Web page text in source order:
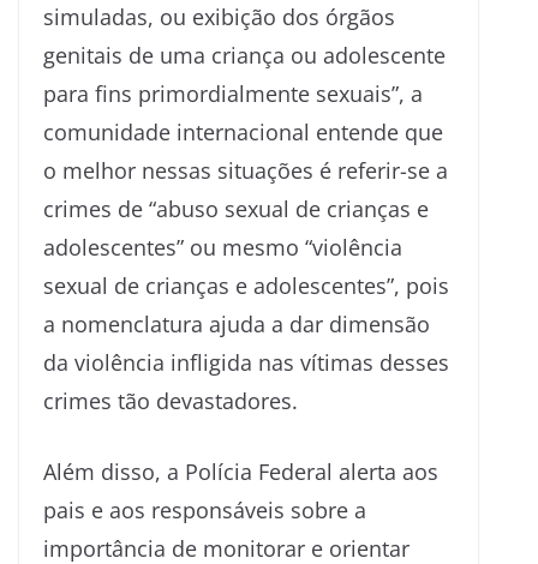
simuladas, ou exibição dos órgãos
genitais de uma criança ou adolescente
para fins primordialmente sexuais”, a
comunidade internacional entende que
o melhor nessas situações é referir-se a
crimes de “abuso sexual de crianças e
adolescentes” ou mesmo “violência
sexual de crianças e adolescentes”, pois
a nomenclatura ajuda a dar dimensão
da violência infligida nas vítimas desses
crimes tão devastadores.
Além disso, a Polícia Federal alerta aos
pais e aos responsáveis sobre a
importância de monitorar e orientar